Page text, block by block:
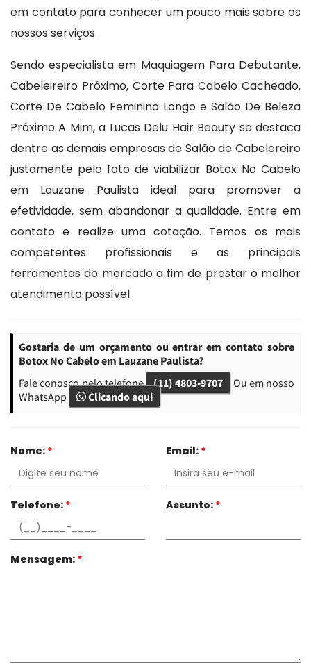
em contato para conhecer um pouco mais sobre os
nossos serviços.
Sendo especialista em Maquiagem Para Debutante,
Cabeleireiro Próximo, Corte Para Cabelo Cacheado,
Corte De Cabelo Feminino Longo e Salão De Beleza
Próximo A Mim, a Lucas Delu Hair Beauty se destaca
dentre as demais empresas de Salão de Cabelereiro
justamente pelo fato de viabilizar Botox No Cabelo
em Lauzane Paulista ideal para promover a
efetividade, sem abandonar a qualidade. Entre em
contato e realize uma cotação. Temos os mais
competentes profissionais e as principais
ferramentas do mercado a fim de prestar o melhor
atendimento possível.
Gostaria de um orçamento ou entrar em contato sobre
Botox No Cabelo em Lauzane Paulista?
Fale conosco pelo telefone (11) 4803-9707
Ou em nosso
WhatsApp
Clicando aqui
Nome: * Email: *
Telefone: * Assunto: *
Mensagem: *